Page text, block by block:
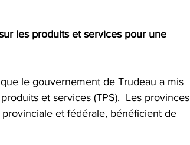
les produits et services pour une
le gouvernement de Trudeau a mis
et services (TPS).  Les provinces
et fédérale, bénéficient de